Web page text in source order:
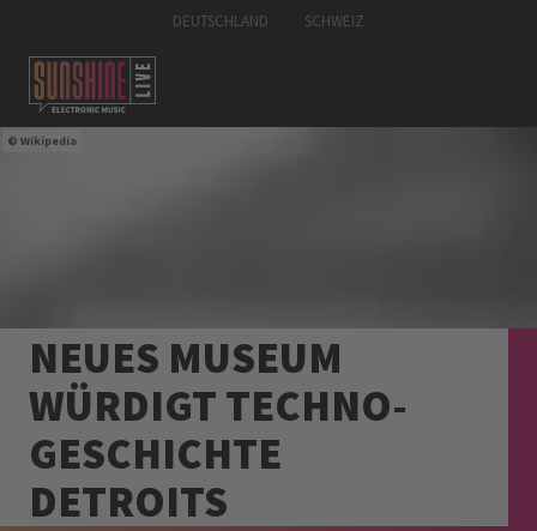
DEUTSCHLAND SCHWEIZ
Wikipedia
NEUES MUSEUM
WÜRDIGT TECHNO-
GESCHICHTE
DETROITS